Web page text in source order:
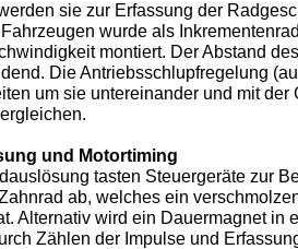
sie zur Erfassung der
wurde als
montiert. Der Abstand
Die Antriebsschlupfregelung
um sie untereinander und mit
und Motortiming
tasten Steuergeräte zur
ab, welches ein
Alternativ wird ein Dauermagnet in
Zählen der Impulse und